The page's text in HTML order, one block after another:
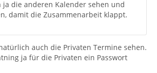
ja die anderen Kalender sehen und
damit die Zusammenarbeit klappt.
auch die Privaten Termine sehen.
ja für die Privaten ein Passwort